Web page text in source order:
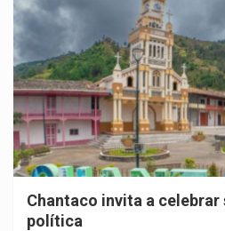
Chantaco invita a celebrar
política